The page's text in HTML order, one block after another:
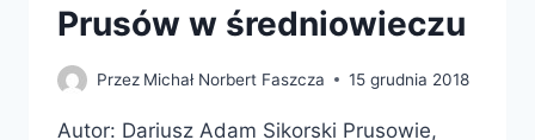
Prusów w średniowieczu
Przez Michał Norbert Faszcza 15 grudnia 2018
Autor: Dariusz Adam Sikorski Prusowie,